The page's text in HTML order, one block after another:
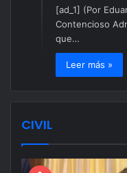
[ad_1] (Por
Contencioso
que…
Leer más »
CIVIL